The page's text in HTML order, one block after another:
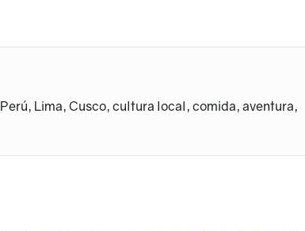
Lima, Cusco, cultura local, comida, aventura,